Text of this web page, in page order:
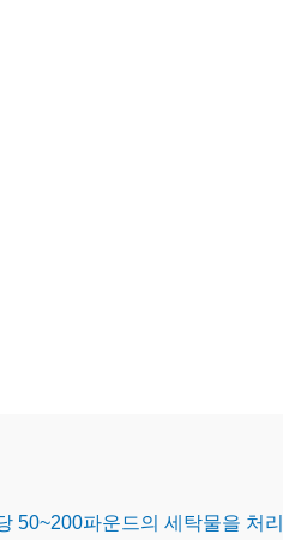
50~200파운드의 세탁물을 처리